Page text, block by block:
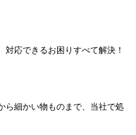
応できるお困りすべて解決！
ら細かい物ものまで、当社で処